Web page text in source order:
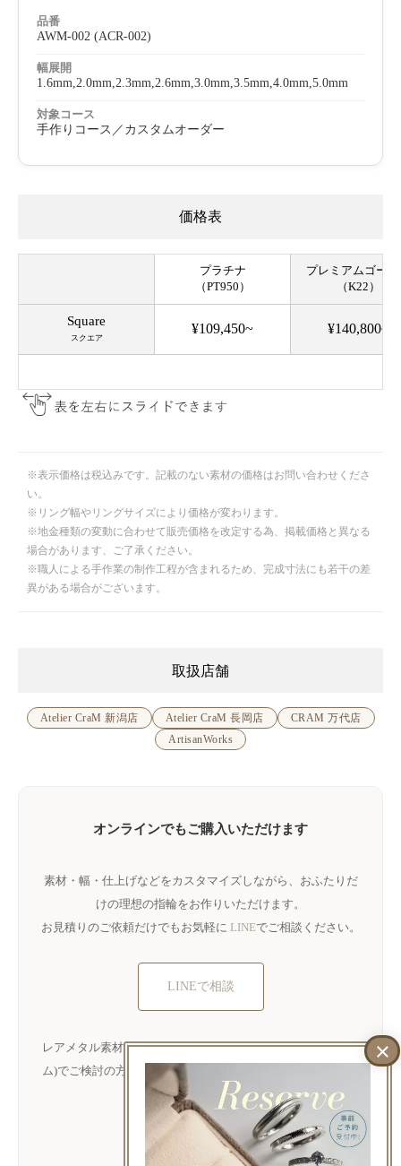
品番
AWM-002 (ACR-002)
幅展開
1.6mm,2.0mm,2.3mm,2.6mm,3.0mm,3.5mm,4.0mm,5.0mm
対象コース
手作りコース／カスタムオーダー
価格表
※表示価格は税込みです。記載のない素材の価格はお問い合わせくださ
い。
※リング幅やリングサイズにより価格が変わります。
※地金種類の変動に合わせて販売価格を改定する為、掲載価格と異なる
場合があります、ご了承ください。
※職人による手作業の制作工程が含まれるため、完成寸法にも若干の差
異がある場合がございます。
取扱店舗
Atelier CraM 新潟店 Atelier CraM 長岡店
CRAM 万代店
ArtisanWorks
オンラインでもご購入いただけます
素材・幅・仕上げなどをカスタマイズしながら、おふたりだ
けの理想の指輪をお作りいただけます。
お見積りのご依頼だけでもお気軽に LINEでご相談ください。
LINEで相談
レアメタル素材(タンタル・チタン・ハフニウム・ジルコニウ
ム)でご検討の方は、下記リンクから直接ご購入も可能です。
ご購入ページ